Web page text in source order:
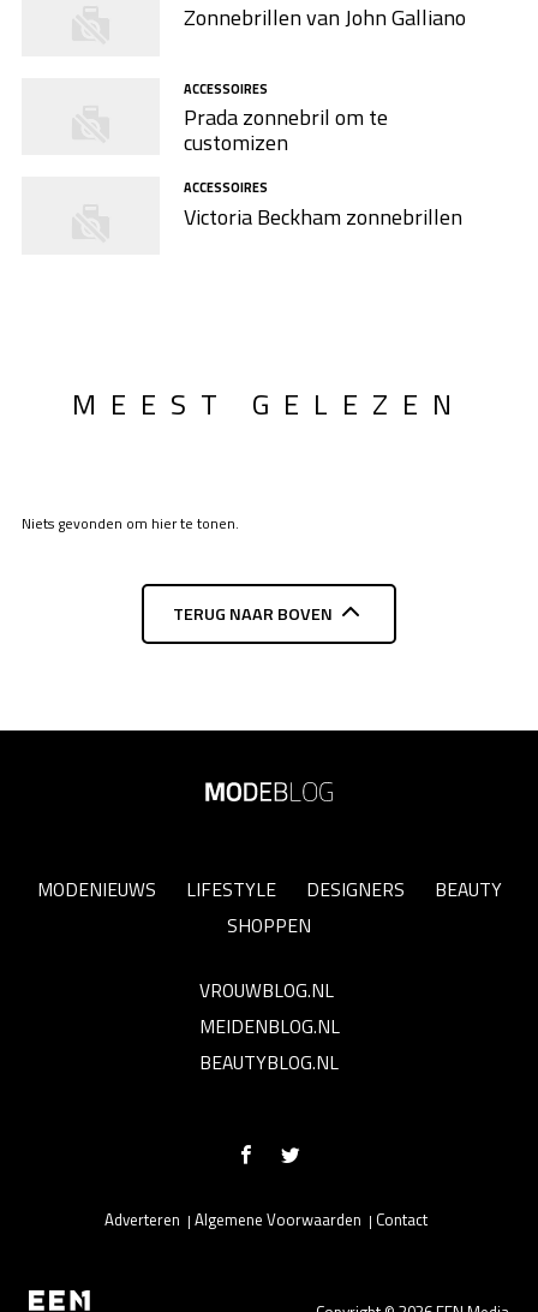
Zonnebrillen van John Galliano
ACCESSOIRES
Prada zonnebril om te
customizen
ACCESSOIRES
Victoria Beckham zonnebrillen
MEEST GELEZEN
Niets gevonden om hier te tonen.
TERUG NAAR BOVEN
MODENIEUWS LIFESTYLE DESIGNERS
BEAUTY
SHOPPEN
VROUWBLOG.NL
MEIDENBLOG.NL
BEAUTYBLOG.NL
Adverteren Algemene Voorwaarden Contact